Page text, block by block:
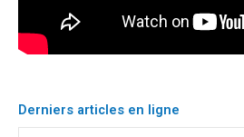
Derniers articles en ligne